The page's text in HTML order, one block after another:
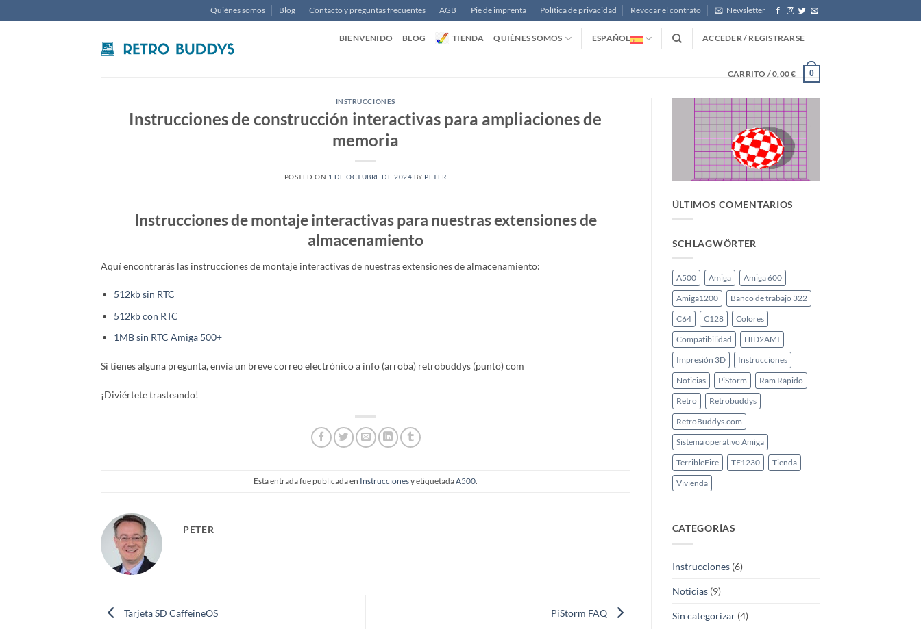
al
Quiénes somos Blog Contacto y preguntas frecuentes AGB Pie de imprenta Política de privacidad Revocar el contrato Newsletter
BIENVENIDO BLOG TIENDA QUIÉNES SOMOS ESPAÑOL ACCEDER / REGISTRARSE
CARRITO /0,00€ 0
INSTRUCCIONES
Instrucciones de construcción interactivas para ampliaciones de
memoria
POSTED ON 1 DE OCTUBRE DE 2024 BY PETER
Instrucciones de montaje interactivas para nuestras extensiones de
almacenamiento
Aquí encontrarás las instrucciones de montaje interactivas de nuestras extensiones de almacenamiento:
512kb sin RTC
512kb con RTC
1MB sin RTC Amiga 500+
Si tienes alguna pregunta, envía un breve correo electrónico a info (arroba) retrobuddys (punto) com
¡Diviértete trasteando!
Esta entrada fue publicada en Instruccionesy etiquetadaA500.
PETER
Tarjeta SD CaffeineOS PiStorm FAQ
ÚLTIMOS COMENTARIOS
SCHLAGWÖRTER
A500 Amiga Amiga 600
Amiga1200 Banco de trabajo 322
C64 C128 Colores
Compatibilidad HID2AMI
Impresión 3D Instrucciones
Noticias PiStorm Ram Rápido
Retro Retrobuddys
RetroBuddys.com
Sistema operativo Amiga
TerribleFire TF1230 Tienda
Vivienda
CATEGORÍAS
Instrucciones(6)
Noticias(9)
Sin categorizar(4)